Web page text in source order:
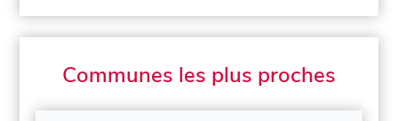
Communes les plus proches